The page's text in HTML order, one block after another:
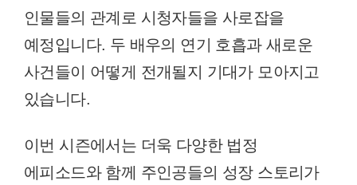
인물들의 관계로 시청자들을 사로잡을
예정입니다. 두 배우의 연기 호흡과 새로운
사건들이 어떻게 전개될지 기대가 모아지고
있습니다.
이번 시즌에서는 더욱 다양한 법정
에피소드와 함께 주인공들의 성장 스토리가